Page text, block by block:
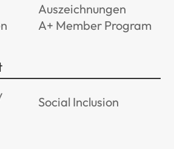
Auszeichnungen
A+ Member Program
Social Inclusion